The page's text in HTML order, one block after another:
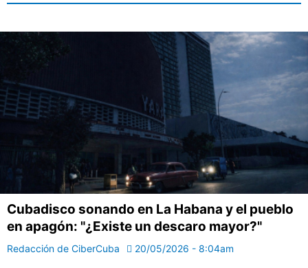
Cubadisco sonando en La Habana y el pueblo
en apagón: "¿Existe un descaro mayor?"
Redacción de CiberCuba 20/05/2026 - 8:04am